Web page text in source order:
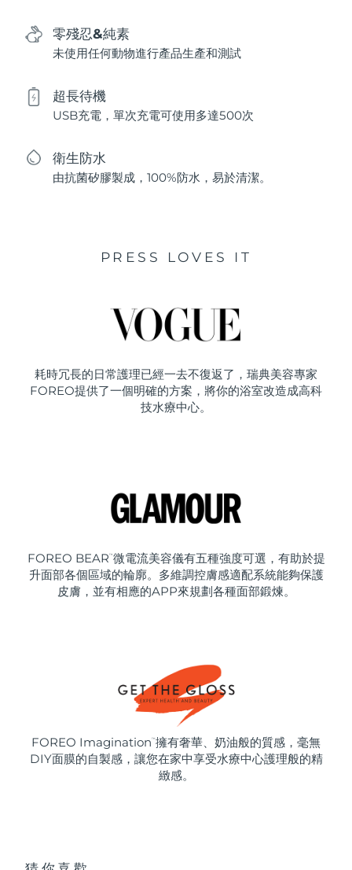
零殘忍&純素
未使用任何動物進行產品生產和測試
超長待機
USB充電，單次充電可使用多達500次
衛生防水
由抗菌矽膠製成，100%防水，易於清潔。
PRESS LOVES IT
耗時冗長的日常護理已經一去不復返了，瑞典美容專家
FOREO提供了一個明確的方案，將你的浴室改造成高科
技水療中心。
FOREO BEAR ™ 微電流美容儀有五種強度可選，有助於提
升面部各個區域的輪廓。多維調控膚感適配系統能夠保護
皮膚，並有相應的APP來規劃各種面部鍛煉。
FOREO Imagination ™ 擁有奢華、奶油般的質感，毫無
DIY面膜的自製感，讓您在家中享受水療中心護理般的精
緻感。